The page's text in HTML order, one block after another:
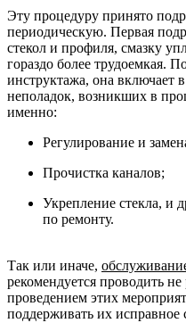
Эту процедуру принято
периодическую. Первая
стекол и профиля, смазку
гораздо более трудоемкая.
инструктажа, она включает
неполадок, возникших в
именно:
Регулирование и
Прочистка каналов;
Укрепление стекла, и
по ремонту.
Так или иначе,
рекомендуется проводить
проведением этих
поддерживать их исправное